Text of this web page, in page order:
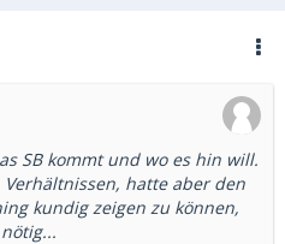
SB kommt und wo es hin will.
Verhältnissen, hatte aber den
kundig zeigen zu können,